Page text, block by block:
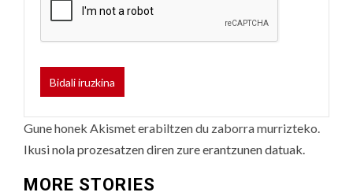
Gune honek Akismet erabiltzen du zaborra murrizteko.
Ikusi nola prozesatzen diren zure erantzunen datuak.
MORE STORIES